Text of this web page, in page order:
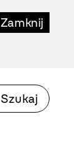
Zamknij